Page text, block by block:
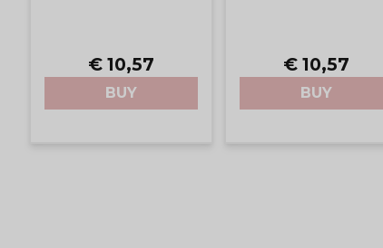
€ 10,57
BUY
€ 10,57
BUY